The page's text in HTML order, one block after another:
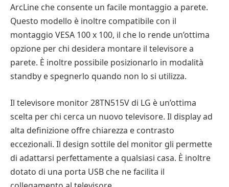
ArcLine che consente un facile montaggio a parete.
Questo modello è inoltre compatibile con il
montaggio VESA 100 x 100, il che lo rende un’ottima
opzione per chi desidera montare il televisore a
parete. È inoltre possibile posizionarlo in modalità
standby e spegnerlo quando non lo si utilizza.
Il televisore monitor 28TN515V di LG è un’ottima
scelta per chi cerca un nuovo televisore. Il display ad
alta definizione offre chiarezza e contrasto
eccezionali. Il design sottile del monitor gli permette
di adattarsi perfettamente a qualsiasi casa. È inoltre
dotato di una porta USB che ne facilita il